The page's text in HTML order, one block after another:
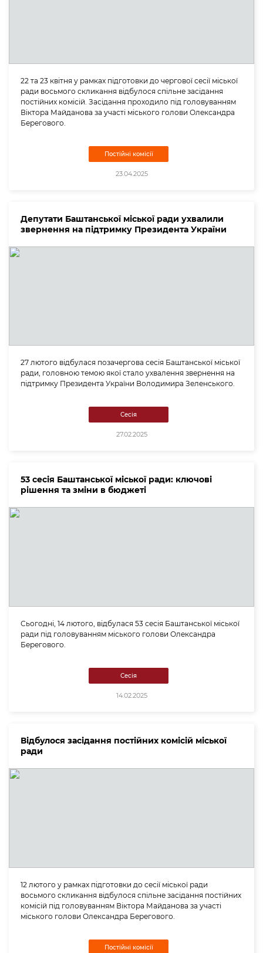
22 та 23 квітня у рамках підготовки до чергової сесії міської
ради восьмого скликання відбулося спільне засідання
постійних комісій. Засідання проходило під головуванням
Віктора Майданова за участі міського голови Олександра
Берегового.
Постійні комісії
23.04.2025
Депутати Баштанської міської ради ухвалили
звернення на підтримку Президента України
27 лютого відбулася позачергова сесія Баштанської міської
ради, головною темою якої стало ухвалення звернення на
підтримку Президента України Володимира Зеленського.
Сесія
27.02.2025
53 сесія Баштанської міської ради: ключові
рішення та зміни в бюджеті
Сьогодні, 14 лютого, відбулася 53 сесія Баштанської міської
ради під головуванням міського голови Олександра
Берегового.
Сесія
14.02.2025
Відбулося засідання постійних комісій міської
ради
12 лютого у рамках підготовки до сесії міської ради
восьмого скликання відбулося спільне засідання постійних
комісій під головуванням Віктора Майданова за участі
міського голови Олександра Берегового.
Постійні комісії